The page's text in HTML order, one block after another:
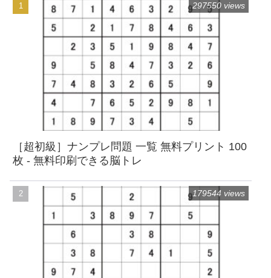
［超初級］ナンプレ問題 一覧 無料プリント 100
枚 - 無料印刷できる脳トレ
297550 views
179544 views